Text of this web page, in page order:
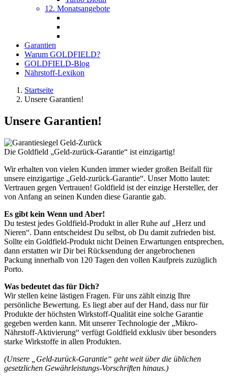
12. Monatsangebote
Garantien
Warum GOLDFIELD?
GOLDFIELD-Blog
Nährstoff-Lexikon
Startseite
Unsere Garantien!
Unsere Garantien!
Die Goldfield „Geld-zurück-Garantie“ ist einzigartig!
Wir erhalten von vielen Kunden immer wieder großen Beifall für
unsere einzigartige „Geld-zurück-Garantie“. Unser Motto lautet:
Vertrauen gegen Vertrauen! Goldfield ist der einzige Hersteller, der
von Anfang an seinen Kunden diese Garantie gab.
Es gibt kein Wenn und Aber!
Du testest jedes Goldfield-Produkt in aller Ruhe auf „Herz und
Nieren“. Dann entscheidest Du selbst, ob Du damit zufrieden bist.
Sollte ein Goldfield-Produkt nicht Deinen Erwartungen entsprechen,
dann erstatten wir Dir bei Rücksendung der angebrochenen
Packung innerhalb von 120 Tagen den vollen Kaufpreis zuzüglich
Porto.
Was bedeutet das für Dich?
Wir stellen keine lästigen Fragen. Für uns zählt einzig Ihre
persönliche Bewertung. Es liegt aber auf der Hand, dass nur für
Produkte der höchsten Wirkstoff-Qualität eine solche Garantie
gegeben werden kann. Mit unserer Technologie der „Mikro-
Nährstoff-Aktivierung“ verfügt Goldfield exklusiv über besonders
starke Wirkstoffe in allen Produkten.
(Unsere „Geld-zurück-Garantie“ geht weit über die üblichen
gesetzlichen Gewährleistungs-Vorschriften hinaus.)